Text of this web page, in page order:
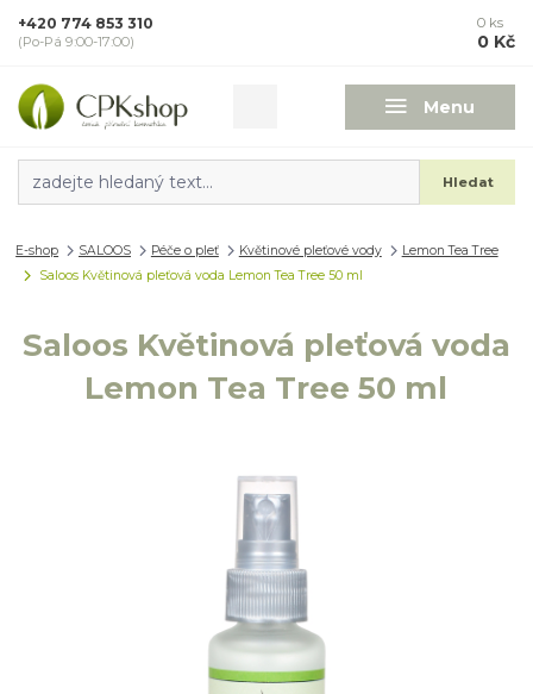
Menu
Hledat
+420 774 853 310
(Po-Pá 9:00-17:00)
0 ks
0 Kč
E-shop SALOOS Péče o pleť Květinové pleťové vody
Lemon Tea Tree
Saloos Květinová pleťová voda Lemon Tea Tree 50 ml
Saloos Květinová pleťová voda
Lemon Tea Tree 50 ml